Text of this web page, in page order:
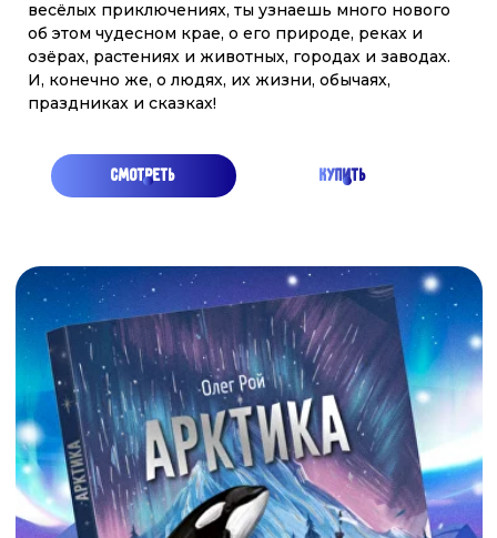
купить
севера.